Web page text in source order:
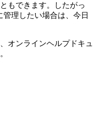
もできます。したがっ
管理したい場合は、今日
オンラインヘルプドキュ